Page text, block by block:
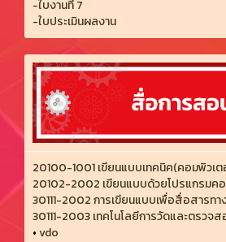
-ใบงานที่ 7
-ใบประเมินผลงาน
20100-1001 เขียนแบบเทคนิค(คอมพิวเ
20102-2002 เขียนแบบด้วยโปรแกรมค
30111-2002 การเขียนแบบเพื่อสื่อสารทา
30111-2003 เทคโนโลยีการวัดและตรวจ
•vdo